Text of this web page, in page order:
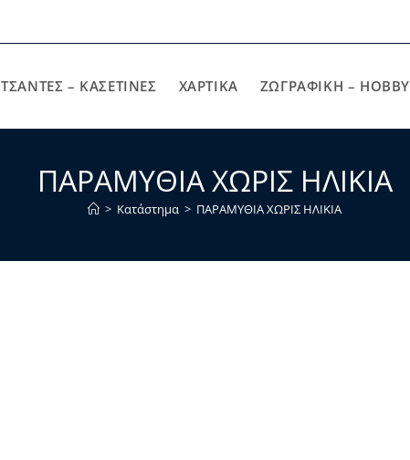
ΤΣΑΝΤΕΣ – ΚΑΣΕΤΙΝΕΣ ΧΑΡΤΙΚΆ ΖΩΓΡΑΦΙΚΉ – HOBBY
ΠΑΡΑΜΥΘΙΑ ΧΩΡΙΣ ΗΛΙΚΙΑ
> Κατάστημα > ΠΑΡΑΜΥΘΙΑ ΧΩΡΙΣ ΗΛΙΚΙΑ